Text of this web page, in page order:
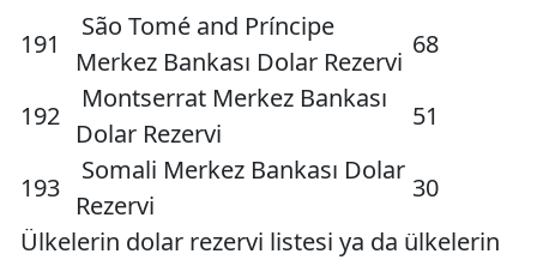
191
São Tomé and Príncipe
Merkez Bankası Dolar Rezervi
68
192
Montserrat Merkez Bankası
Dolar Rezervi
51
193
Somali Merkez Bankası Dolar
Rezervi
30
Ülkelerin dolar rezervi listesi ya da ülkelerin